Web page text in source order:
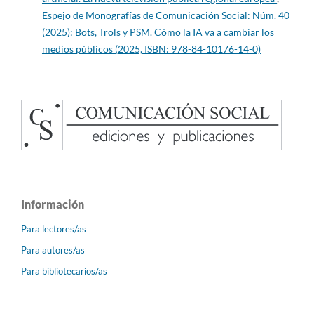
Espejo de Monografías de Comunicación Social: Núm. 40
(2025): Bots, Trols y PSM. Cómo la IA va a cambiar los
medios públicos (2025, ISBN: 978-84-10176-14-0)
Información
Para lectores/as
Para autores/as
Para bibliotecarios/as